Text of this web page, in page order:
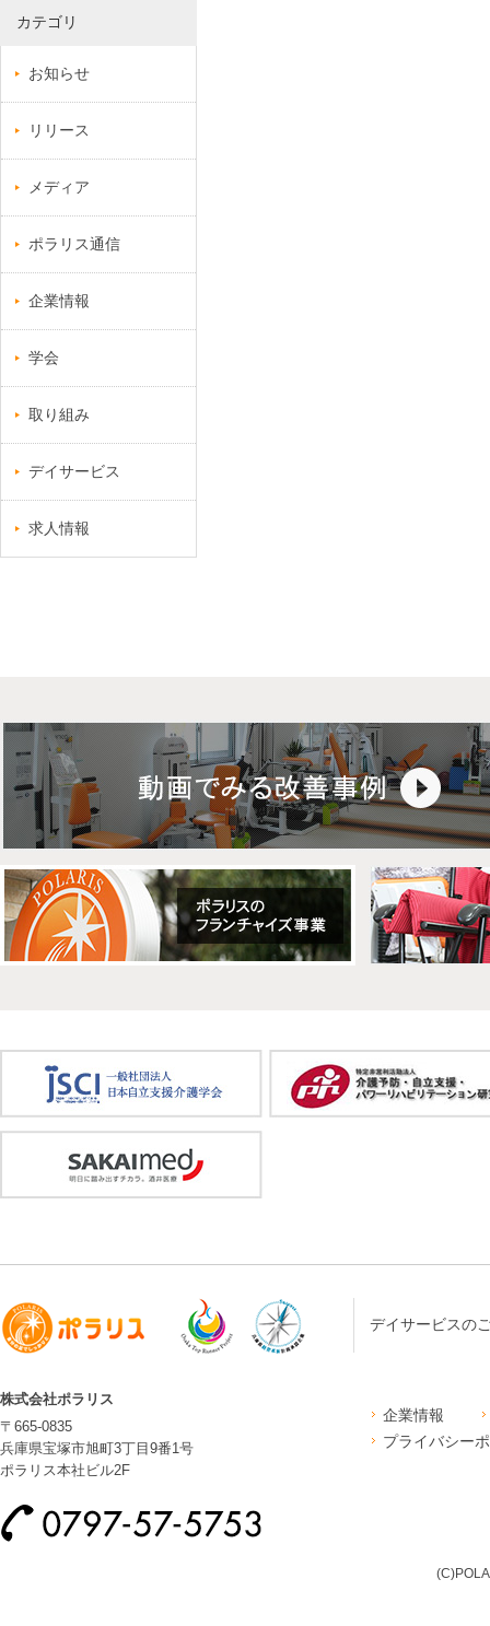
カテゴリ
お知らせ
リリース
メディア
ポラリス通信
企業情報
学会
取り組み
デイサービス
求人情報
株式会社ポラリス
〒665-0835
兵庫県宝塚市旭町3丁目9番1号
ポラリス本社ビル2F
デイサービスの
企業情報
プライバシー